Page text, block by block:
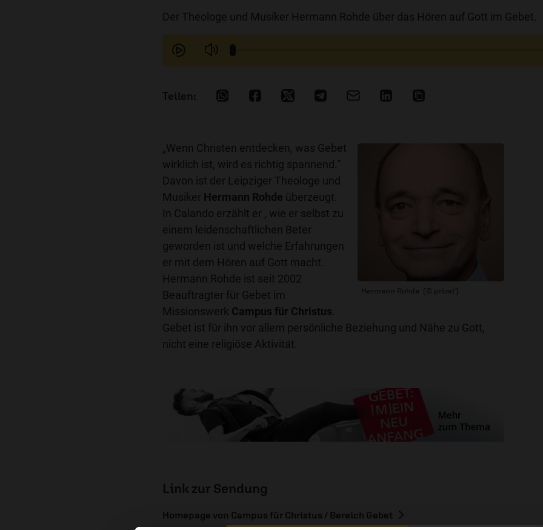
Der Theologe und Musiker Hermann Rohde über das Hören auf Gott im Gebet.
Hermann Rohde (© privat)
„Wenn Christen entdecken, was Gebet
wirklich ist, wird es richtig spannend.“
Davon ist der Leipziger Theologe und
Musiker Hermann Rohde überzeugt.
In Calando erzählt er , wie er selbst zu
einem leidenschaftlichen Beter
geworden ist und welche Erfahrungen
er mit dem Hören auf Gott macht.
Hermann Rohde ist seit 2002
Beauftragter für Gebet im
Missionswerk Campus für Christus
Gebet ist für ihn vor allem persönliche Beziehung und Nähe zu Gott,
nicht eine religiöse Aktivität.
Link zur Sendung
Homepage von Campus für Christus / Bereich Gebet